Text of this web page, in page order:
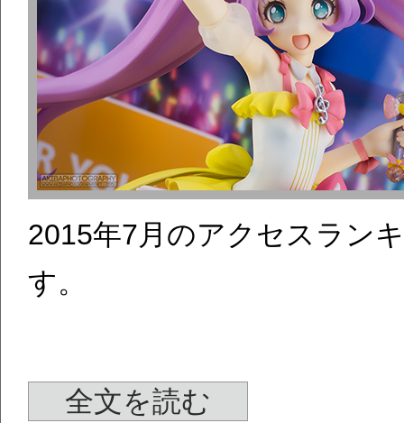
2015年7月のアクセスラン
す。
全文を読む